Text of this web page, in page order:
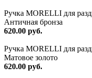
Ручка MORELLI для
Античная бронза
620.00 руб.
Ручка MORELLI для
Матовое золото
620.00 руб.